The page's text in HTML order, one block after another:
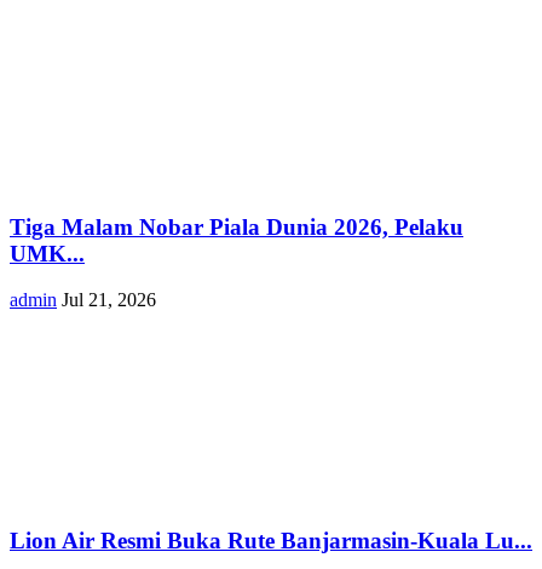
Tiga Malam Nobar Piala Dunia 2026, Pelaku
UMK...
admin Jul 21, 2026
Lion Air Resmi Buka Rute Banjarmasin-Kuala Lu...